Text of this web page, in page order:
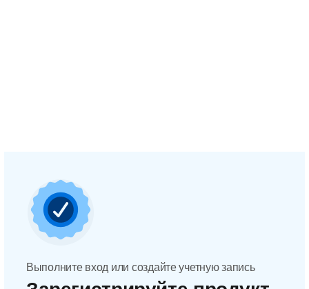
Выполните вход или создайте учетную запись